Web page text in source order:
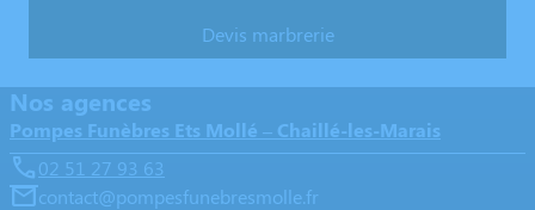
Devis marbrerie
Nos agences
Pompes Funèbres Ets Mollé – Chaillé-les-Marais
02 51 27 93 63
contact@pompesfunebresmolle.fr